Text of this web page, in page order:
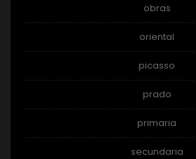
obras
oriental
picasso
prado
primaria
secundaria